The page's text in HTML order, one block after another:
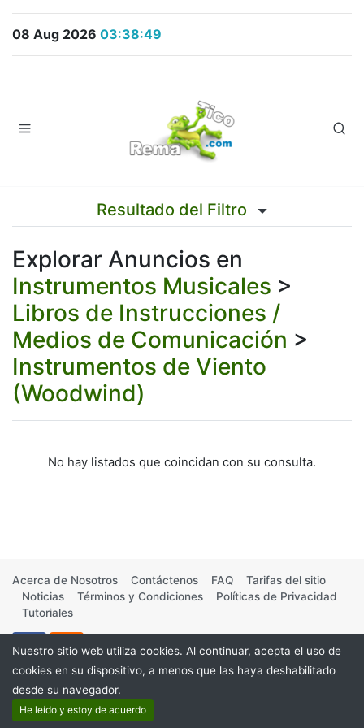
08 Aug 2026 03:38:49
Resultado del Filtro
Explorar Anuncios en
Instrumentos Musicales >
Libros de Instrucciones /
Medios de Comunicación >
Instrumentos de Viento
(Woodwind)
No hay listados que coincidan con su consulta.
Acerca de Nosotros Contáctenos FAQ
Tarifas del sitio
Noticias
Términos y Condiciones
Políticas de Privacidad
Tutoriales
Nuestro sitio web utiliza cookies. Al continuar, acepta el uso de
cookies en su dispositivo, a menos que las haya deshabilitado
desde su navegador.
He leído y estoy de acuerdo